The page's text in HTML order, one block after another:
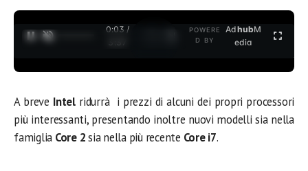
0:03 /
3:37
POWERE
D BY
AdhubM
edia
A breve Intel ridurrà i prezzi di alcuni dei propri processori
più interessanti, presentando inoltre nuovi modelli sia nella
famiglia Core 2sia nella più recente Core i7.